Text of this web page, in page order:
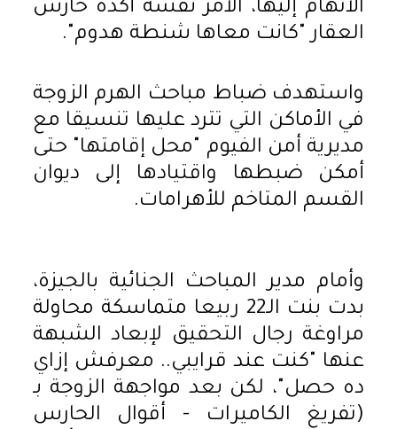
الاتهام إليها، الأمر نفسه أكده حارس
العقار "كانت معاها شنطة هدوم".
واستهدف ضباط مباحث الهرم الزوجة
في الأماكن التي تترد عليها تنسيقا مع
مديرية أمن الفيوم "محل إقامتها" حتى
أمكن ضبطها واقتيادها إلى ديوان
القسم المتاخم للأهرامات.
وأمام مدير المباحث الجنائية بالجيزة،
بدت بنت الـ22 ربيعا متماسكة محاولة
مراوغة رجال التحقيق لإبعاد الشبهة
عنها "كنت عند قرايبي.. معرفش إزاي
ده حصل"، لكن بعد مواجهة الزوجة بـ
(تفريغ الكاميرات - أقوال الحارس